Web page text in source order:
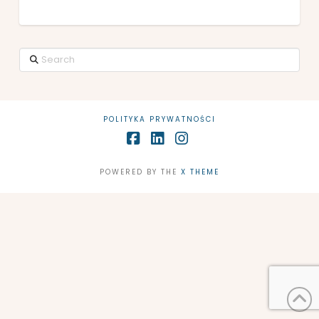
Search
POLITYKA PRYWATNOŚCI
POWERED BY THE X THEME